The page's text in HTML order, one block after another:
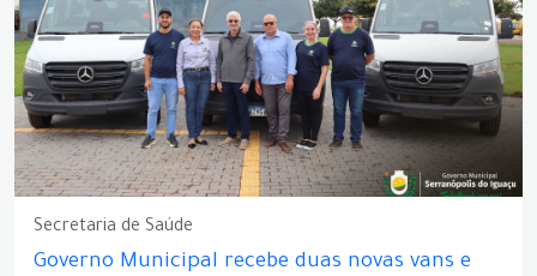
Secretaria de Saúde
Governo Municipal recebe duas novas vans e